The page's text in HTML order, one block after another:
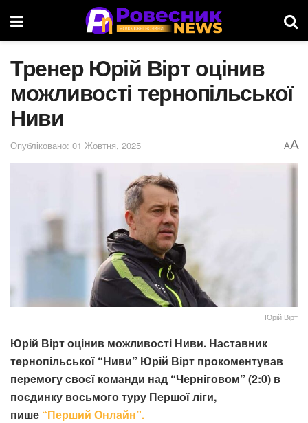
Тренер Юрій Вірт оцінив
можливості тернопільської
Ниви
Опубліковано: 01 Жовтня, 2025 AA
Юрій Вірт
Юрій Вірт оцінив можливості Ниви. Наставник
тернопільської “Ниви” Юрій Вірт прокоментував
перемогу своєї команди над “Черніговом” (2:0) в
поєдинку восьмого туру Першої ліги,
пише “Перший Онлайн”.